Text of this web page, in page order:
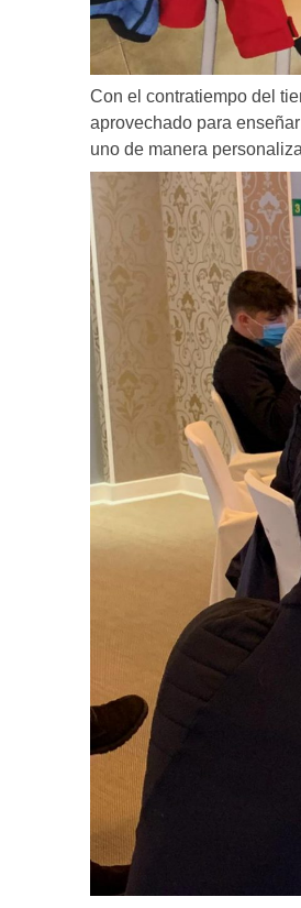
Con el contratiempo del
aprovechado para
uno de manera